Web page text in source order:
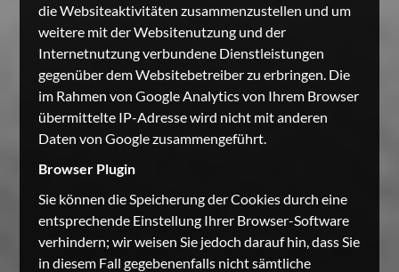
die Websiteaktivitäten zusammenzustellen und um
weitere mit der Websitenutzung und der
Internetnutzung verbundene Dienstleistungen
gegenüber dem Websitebetreiber zu erbringen. Die
im Rahmen von Google Analytics von Ihrem Browser
übermittelte IP-Adresse wird nicht mit anderen
Daten von Google zusammengeführt.
Browser Plugin
Sie können die Speicherung der Cookies durch eine
entsprechende Einstellung Ihrer Browser-Software
verhindern; wir weisen Sie jedoch darauf hin, dass Sie
in diesem Fall gegebenenfalls nicht sämtliche